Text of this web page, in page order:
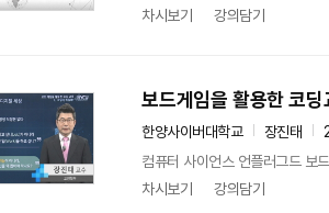
차시보기
강의담기
보드게임을 활용한 코딩
한양사이버대학교 장진태
컴퓨터 사이언스 언플러그드 보
차시보기
강의담기